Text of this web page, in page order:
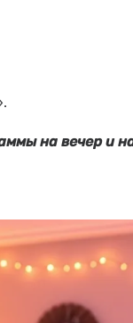
на вечер и